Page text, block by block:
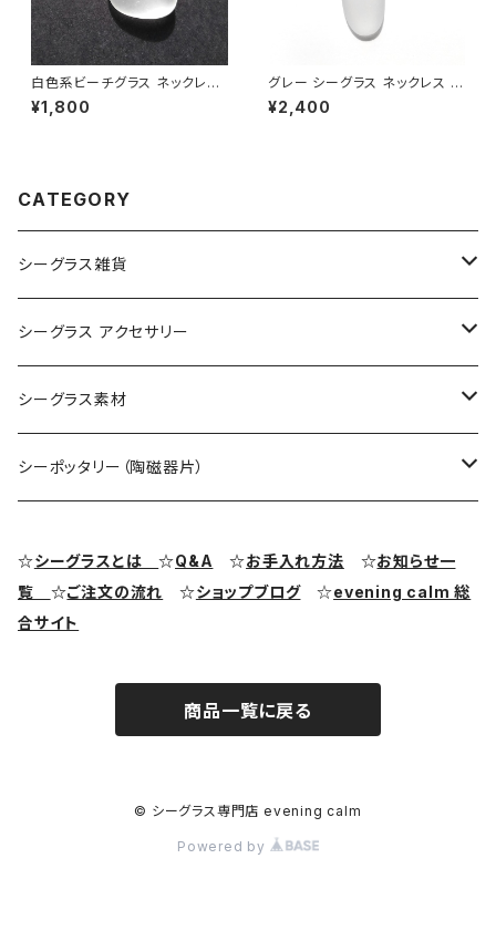
白色系ビーチグラス ネックレス
BN-92
¥1,800
グレー シーグラス ネックレス B
N-83
¥2,400
CATEGORY
シーグラス雑貨
コレクション用シーグラス
シーグラス オブジェ・置物
シーグラス アクセサリー
シーグラス ネックレス
シーグラス ペンダントヘッド（トップ）
シーグラス リング・指輪
シーグラス素材
アクセサリー用シーグラス
シーポッタリー（陶磁器片）
☆シーグラスとは☆Q&A ☆お手入れ方法 ☆お知らせ一
覧 ☆ご注文の流れ ☆ショップブログ ☆evening calm 総
合サイト
商品一覧に戻る
© シーグラス専門店 evening calm
Powered by